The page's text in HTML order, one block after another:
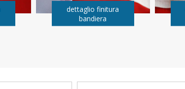
dettaglio finitura
bandiera